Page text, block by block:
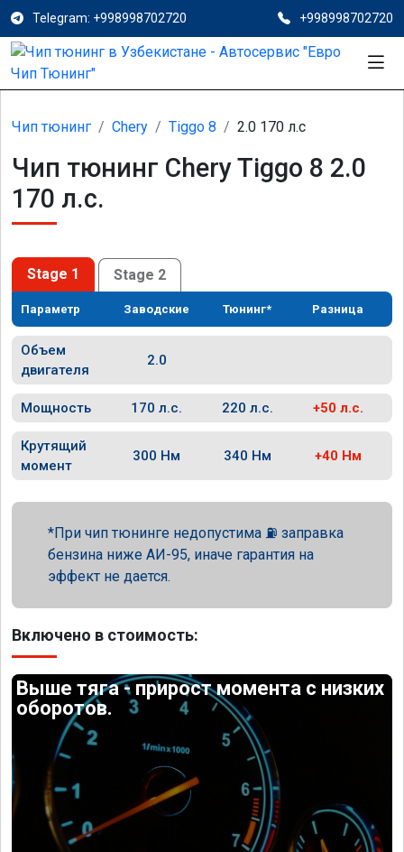
Telegram: +998998702720 +998998702720
Чип тюнинг Chery Tiggo 8 2.0 170 л.с
Чип тюнинг Chery Tiggo 8 2.0
170 л.с.
Stage 1 Stage 2
Параметр Заводские Тюнинг* Разница
Объем
двигателя
2.0
Мощность 170 л.с. 220 л.с. +50 л.с.
Крутящий
момент
300 Нм 340 Нм +40 Нм
При чип тюнинге недопустима ⛽ заправка
бензина ниже АИ-95, иначе гарантия на
эффект не дается.
Включено в стоимость:
Выше тяга - прирост момента с низких
оборотов.